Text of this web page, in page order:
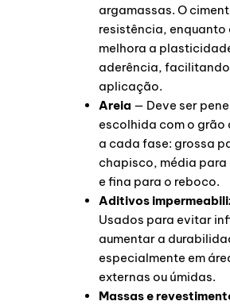
argamassas. O
resistência, enquanto
melhora a
aderência,
aplicação.
Areia — Deve ser
escolhida com o grão
a cada fase: grossa
chapisco, média para
e fina para o reboco.
Aditivos
Usados para evitar
aumentar a
especialmente em
externas ou úmidas.
Massas e